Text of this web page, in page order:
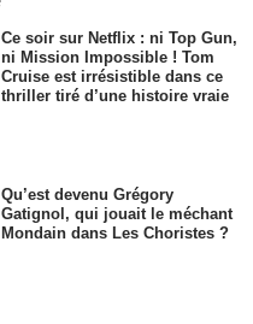
Ce soir sur Netflix : ni Top Gun,
ni Mission Impossible ! Tom
Cruise est irrésistible dans ce
thriller tiré d’une histoire vraie
Qu’est devenu Grégory
Gatignol, qui jouait le méchant
Mondain dans Les Choristes ?